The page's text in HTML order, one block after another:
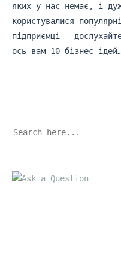
яких у нас немає, і
користувалися
підприємці –
ось вам 10 бізнес-